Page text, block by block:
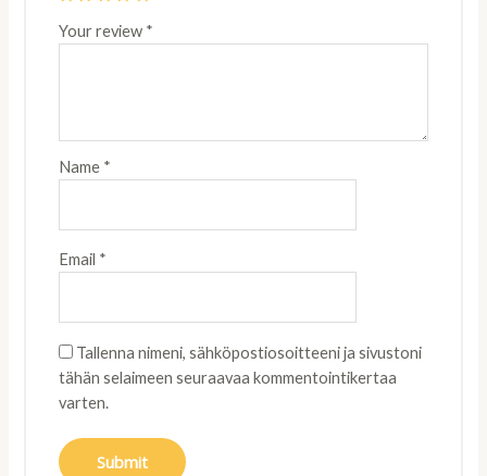
Your review *
Name *
Email *
Tallenna nimeni, sähköpostiosoitteeni ja sivustoni
tähän selaimeen seuraavaa kommentointikertaa
varten.